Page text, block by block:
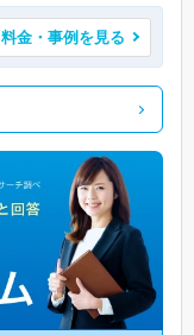
料金・事例を見る